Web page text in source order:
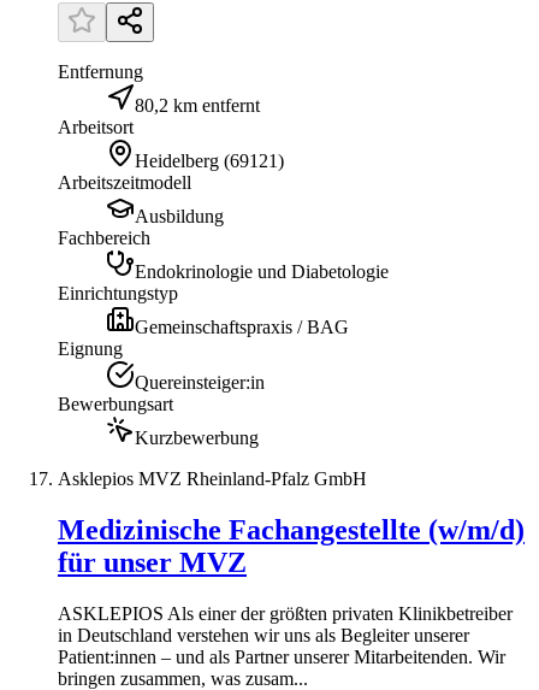
Entfernung
80,2 km entfernt
Arbeitsort
Heidelberg (69121)
Arbeitszeitmodell
Ausbildung
Fachbereich
Endokrinologie und Diabetologie
Einrichtungstyp
Gemeinschaftspraxis / BAG
Eignung
Quereinsteiger:in
Bewerbungsart
Kurzbewerbung
Asklepios MVZ Rheinland-Pfalz GmbH
Medizinische Fachangestellte (w/m/d)
für unser MVZ
ASKLEPIOS Als einer der größten privaten Klinikbetreiber
in Deutschland verstehen wir uns als Begleiter unserer
Patient:innen – und als Partner unserer Mitarbeitenden. Wir
bringen zusammen, was zusam...